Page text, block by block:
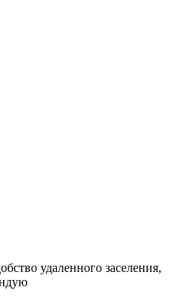
удаленного заселения,